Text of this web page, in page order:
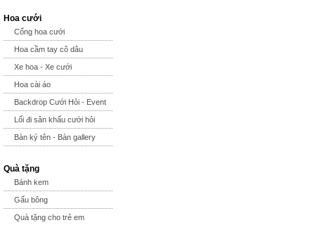
Hoa cưới
Cổng hoa cưới
Hoa cầm tay cô dâu
Xe hoa - Xe cưới
Hoa cài áo
Backdrop Cưới Hỏi - Event
Lối đi sân khấu cưới hỏi
Bàn ký tên - Bàn gallery
Quà tặng
Bánh kem
Gấu bông
Quà tặng cho trẻ em